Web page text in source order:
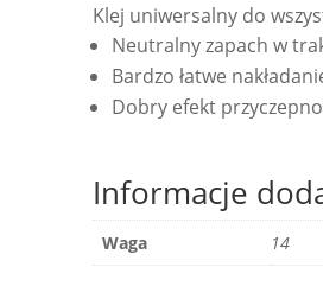
Klej uniwersalny do
Neutralny zapach w
Bardzo łatwe
Dobry efekt
Informacje
Waga 14